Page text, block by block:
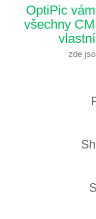
OptiPic
všechny
zde